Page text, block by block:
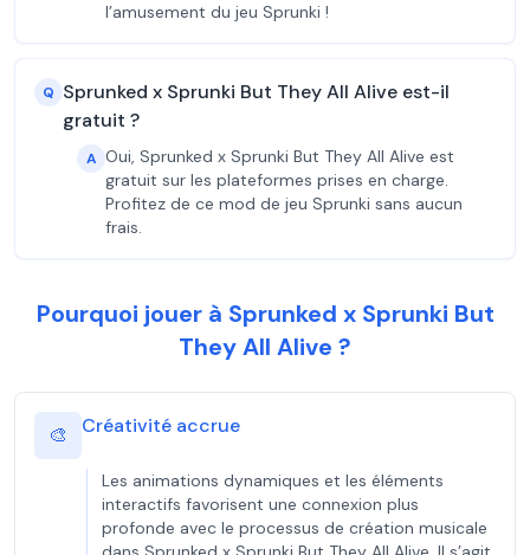
l’amusement du jeu Sprunki !
Q Sprunked x Sprunki But They All Alive est-il
gratuit ?
A Oui, Sprunked x Sprunki But They All Alive est
gratuit sur les plateformes prises en charge.
Profitez de ce mod de jeu Sprunki sans aucun
frais.
Pourquoi jouer à Sprunked x Sprunki But
They All Alive ?
🎨 Créativité accrue
Les animations dynamiques et les éléments
interactifs favorisent une connexion plus
profonde avec le processus de création musicale